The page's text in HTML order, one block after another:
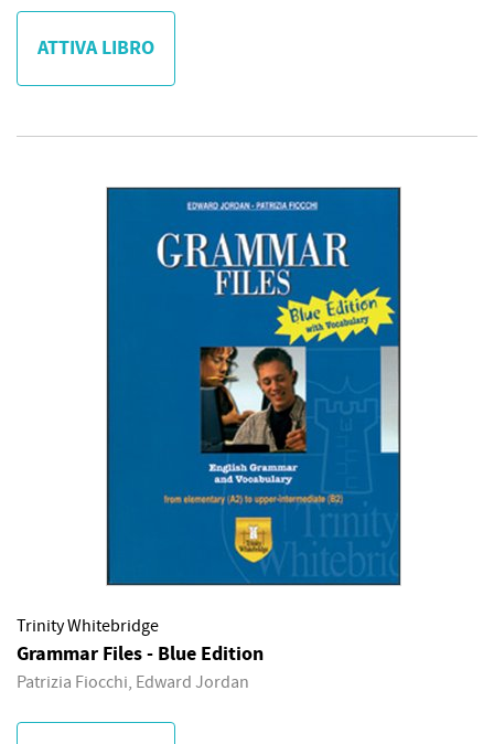
ATTIVA LIBRO
Trinity Whitebridge
Grammar Files - Blue Edition
Patrizia Fiocchi, Edward Jordan